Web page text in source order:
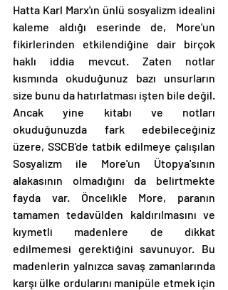
Hatta Karl Marx'ın ünlü sosyalizm idealini
kaleme aldığı eserinde de, More'un
fikirlerinden etkilendiğine dair birçok
haklı iddia mevcut. Zaten notlar
kısmında okuduğunuz bazı unsurların
size bunu da hatırlatması işten bile değil.
Ancak yine kitabı ve notları
okuduğunuzda fark edebileceğiniz
üzere, SSCB'de tatbik edilmeye çalışılan
Sosyalizm ile More'un Ütopya'sının
alakasının olmadığını da belirtmekte
fayda var. Öncelikle More, paranın
tamamen tedavülden kaldırılmasını ve
kıymetli madenlere de dikkat
edilmemesi gerektiğini savunuyor. Bu
madenlerin yalnızca savaş zamanlarında
karşı ülke ordularını manipüle etmek için